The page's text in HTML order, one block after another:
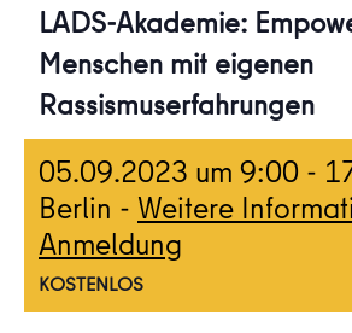
LADS-Akademie:
Menschen mit eigenen
Rassismuserfahrungen
05.09.2023 um 9:00 -
Berlin - Weitere
Anmeldung
KOSTENLOS